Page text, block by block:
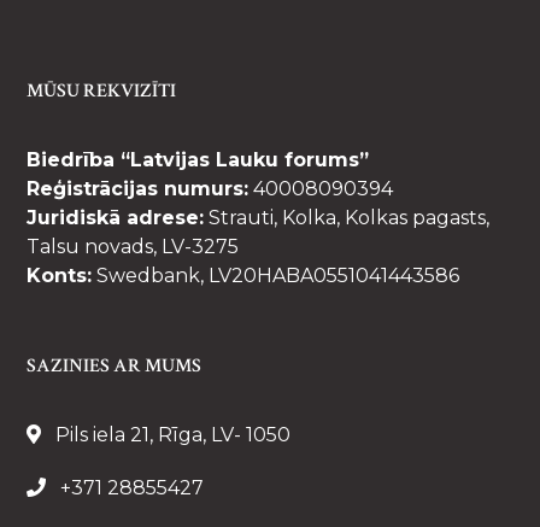
MŪSU REKVIZĪTI
Biedrība “Latvijas Lauku forums”
Reģistrācijas numurs: 40008090394
Juridiskā adrese: Strauti, Kolka, Kolkas pagasts,
Talsu novads, LV-3275
Konts: Swedbank, LV20HABA0551041443586
SAZINIES AR MUMS
Pils iela 21, Rīga, LV- 1050
+371 28855427